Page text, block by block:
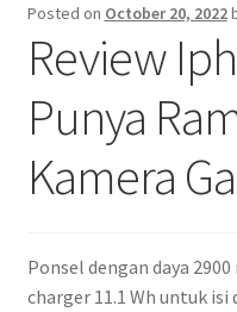
Contact us
Privacy Policy
Posted on October 20, 2022
Review
Punya
Kamera
Ponsel dengan daya
charger 11.1 Wh untuk isi